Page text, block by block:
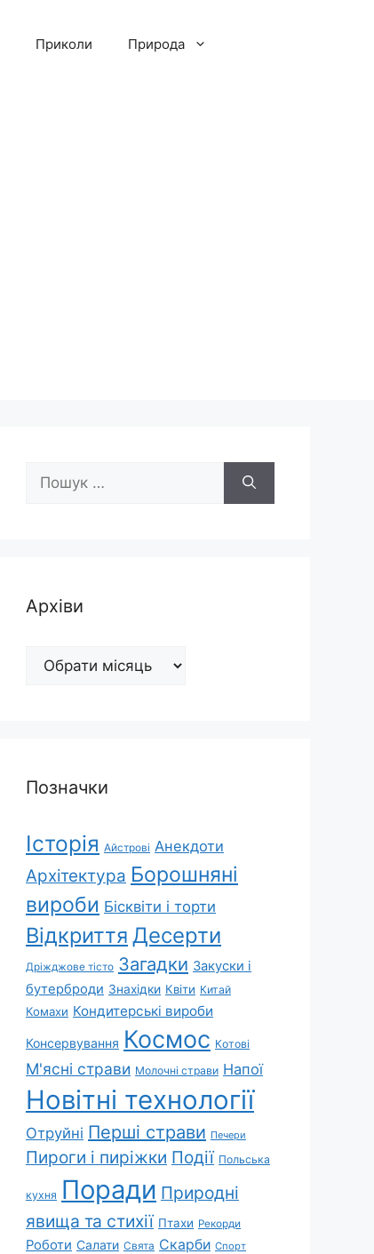
Приколи Природа
Пошук:
Архіви
Архіви
Позначки
Історія Айстрові Анекдоти
Архітектура Борошняні
вироби Бісквіти і торти
Відкриття Десерти
Дріжджове тісто Загадки Закуски і
бутерброди Знахідки Квіти Китай
Комахи Кондитерські вироби
Консервування Космос Котові
М'ясні страви Молочні страви Напої
Новітні технології
Отруйні Перші страви Печери
Пироги і пиріжки Події Польська
кухня Поради Природні
явища та стихії Птахи Рекорди
Роботи Салати Свята Скарби Спорт